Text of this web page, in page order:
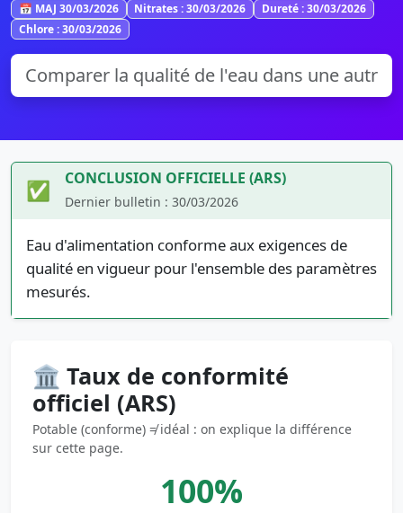
📅 MAJ 30/03/2026 Nitrates : 30/03/2026
Dureté : 30/03/2026
Chlore : 30/03/2026
✅ CONCLUSION OFFICIELLE (ARS)
Dernier bulletin : 30/03/2026
Eau d'alimentation conforme aux exigences de
qualité en vigueur pour l'ensemble des paramètres
mesurés.
🏛️ Taux de conformité
officiel (ARS)
Potable (conforme) ≠ idéal : on explique la différence
sur cette page.
100%